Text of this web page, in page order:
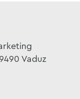
Vaduz